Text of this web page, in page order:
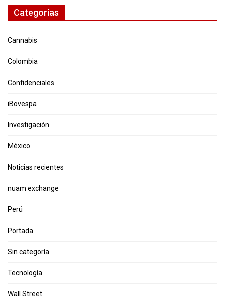
Categorías
Cannabis
Colombia
Confidenciales
iBovespa
Investigación
México
Noticias recientes
nuam exchange
Perú
Portada
Sin categoría
Tecnología
Wall Street